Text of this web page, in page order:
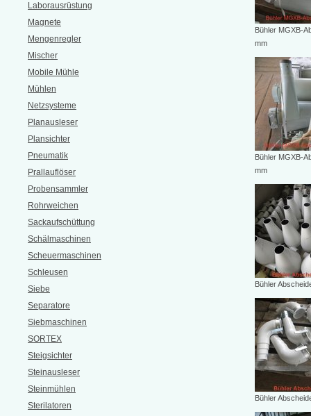
Laborausrüstung
Magnete
Mengenregler
Mischer
Mobile Mühle
Mühlen
Netzsysteme
Planausleser
Plansichter
Pneumatik
Prallauflöser
Probensammler
Rohrweichen
Sackaufschüttung
Schälmaschinen
Scheuermaschinen
Schleusen
Siebe
Separatore
Siebmaschinen
SORTEX
Steigsichter
Steinausleser
Steinmühlen
Sterilatoren
Bühler MGXB-
mm
Bühler MGXB-
mm
Bühler
Bühler